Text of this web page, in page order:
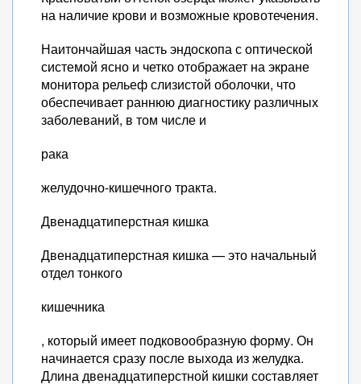
на наличие крови и возможные кровотечения.
Наитончайшая часть эндоскопа с оптической
системой ясно и четко отображает на экране
монитора рельеф слизистой оболочки, что
обеспечивает раннюю диагностику различных
заболеваний, в том числе и
рака
желудочно-кишечного тракта.
Двенадцатиперстная кишка
Двенадцатиперстная кишка — это начальный
отдел тонкого
кишечника
, который имеет подковообразную форму. Он
начинается сразу после выхода из желудка.
Длина двенадцатиперстной кишки составляет